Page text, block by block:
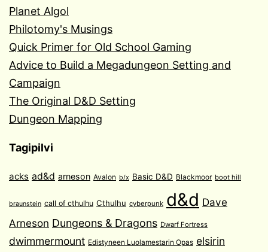
Planet Algol
Philotomy's Musings
Quick Primer for Old School Gaming
Advice to Build a Megadungeon Setting and
Campaign
The Original D&D Setting
Dungeon Mapping
Tagipilvi
acks ad&d arneson Avalon b/x Basic D&D Blackmoor boot hill
braunstein call of cthulhu Cthulhu cyberpunk d&d Dave
Arneson Dungeons & Dragons Dwarf Fortress
dwimmermount Edistyneen Luolamestarin Opas elsirin